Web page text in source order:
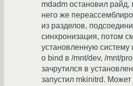
mdadm остановил
него же
из разделов,
синхронизация, потом
установленную систему
o bind в /mnt/dev, /mnt/
зачрутился в
запустил mkinitrd. Может